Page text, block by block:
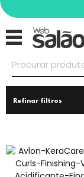
Refinar filtros